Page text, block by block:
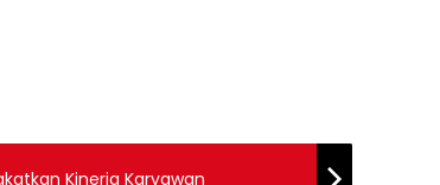
Kinerja Karyawan